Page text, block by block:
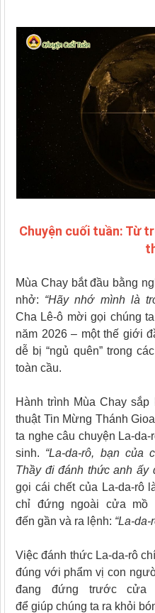
Chuyện cuối tuần: Từ
Mùa Chay bắt đầu bằng
nhở: “Hãy nhớ mình là
Cha Lê-ô mời gọi chúng
năm 2026 – một thế giới
dễ bị “ngủ quên” trong
toàn cầu.
Hành trình Mùa Chay
thuật Tin Mừng Thánh
ta nghe câu chuyện La-
sinh. “La-da-rô, bạn của
Thầy đi đánh thức anh ấy
gọi cái chết của La-da-rô
chỉ đứng ngoài cửa mồ
đến gần và ra lệnh: “La-da-
Việc đánh thức La-da-rô
đúng với phẩm vị con
đang đứng trước
để giúp chúng ta ra khỏi